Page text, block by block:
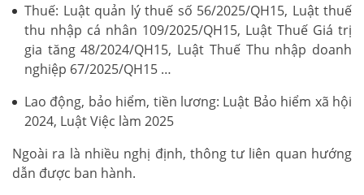
Thuế: Luật quản lý thuế số 56/2025/QH15, Luật thuế
thu nhập cá nhân 109/2025/QH15, Luật Thuế Giá trị
gia tăng 48/2024/QH15, Luật Thuế Thu nhập doanh
nghiệp 67/2025/QH15 …
Lao động, bảo hiểm, tiền lương: Luật Bảo hiểm xã hội
2024, Luật Việc làm 2025
Ngoài ra là nhiều nghị định, thông tư liên quan hướng
dẫn được ban hành.